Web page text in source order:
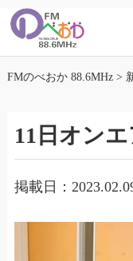
FMのべおか 88.6MHz>
11日オン
掲載日：